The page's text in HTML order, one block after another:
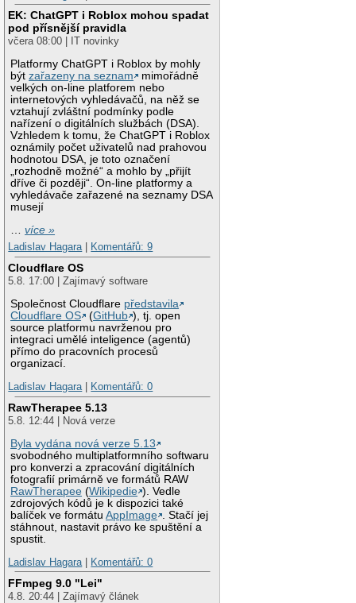
EK: ChatGPT i Roblox mohou spadat
pod přísnější pravidla
včera 08:00 | IT novinky
Platformy ChatGPT i Roblox by mohly
býtzařazeny na seznam
mimořádně
velkých on-line platforem nebo
internetových vyhledávačů, na něž se
vztahují zvláštní podmínky podle
nařízení o digitálních službách (DSA).
Vzhledem k tomu, že ChatGPT i Roblox
oznámily počet uživatelů nad prahovou
hodnotou DSA, je toto označení
„rozhodně možné“ a mohlo by „přijít
dříve či později“. On-line platformy a
vyhledávače zařazené na seznamy DSA
musejí
…více »
Ladislav Hagara| Komentářů: 9
Cloudflare OS
5.8. 17:00 | Zajímavý software
Společnost Cloudflare představila
Cloudflare OS
(GitHub ), tj. open
source platformu navrženou pro
integraci umělé inteligence (agentů)
přímo do pracovních procesů
organizací.
Ladislav Hagara| Komentářů: 0
RawTherapee 5.13
5.8. 12:44 | Nová verze
Byla vydána nová verze 5.13
svobodného multiplatformního softwaru
pro konverzi a zpracování digitálních
fotografií primárně ve formátů RAW
RawTherapee (Wikipedie ). Vedle
zdrojových kódů je k dispozici také
balíček ve formátuAppImage
. Stačí jej
stáhnout, nastavit právo ke spuštění a
spustit.
Ladislav Hagara| Komentářů: 0
FFmpeg 9.0 "Lei"
4.8. 20:44 | Zajímavý článek